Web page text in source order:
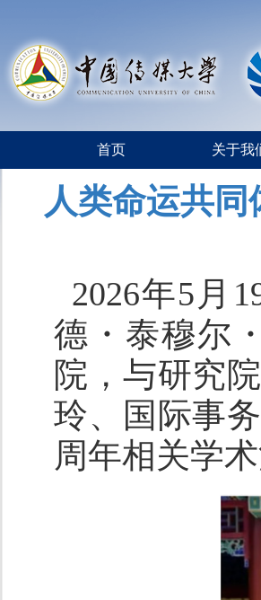
首页 关于我
人类命运共
2026年5 月
德・泰穆尔
院 ，与研究
玲、国际事
周年相关学